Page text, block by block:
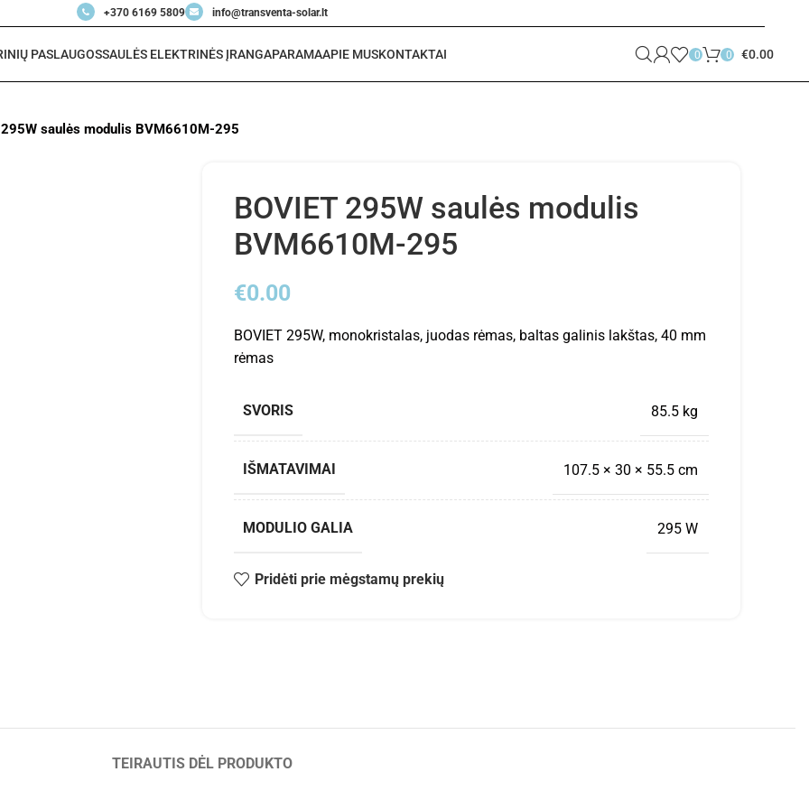
+370 6169 5809 info@transventa-solar.lt
PASLAUGOSSAULĖS ELEKTRINĖS ĮRANGAPARAMAAPIE MUSKONTAKTAI 0 0 €0.00
295W saulės modulis BVM6610M-295
BOVIET 295W saulės modulis
BVM6610M-295
€0.00
BOVIET 295W, monokristalas, juodas rėmas, baltas galinis lakštas, 40 mm
rėmas
SVORIS 85.5 kg
IŠMATAVIMAI 107.5 × 30 × 55.5 cm
MODULIO GALIA 295 W
Pridėti prie mėgstamų prekių
TEIRAUTIS DĖL PRODUKTO